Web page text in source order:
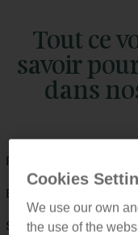
Tout ce
savoir
dans
Pourquoi YouStylish ?
Entrée (check in) /
Service de
Cookies
We use our own
the use of the